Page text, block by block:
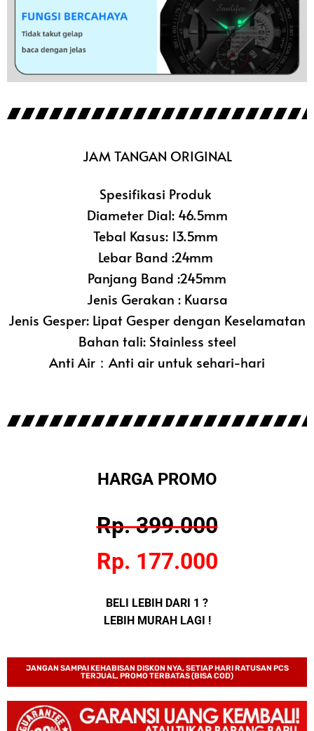
JAM TANGAN ORIGINAL
Spesifikasi Produk
Diameter Dial: 46.5mm
Tebal Kasus: 13.5mm
Lebar Band :24mm
Panjang Band :245mm
Jenis Gerakan : Kuarsa
Jenis Gesper: Lipat Gesper dengan Keselamatan
Bahan tali: Stainless steel
Anti Air：Anti air untuk sehari-hari
HARGA PROMO
Rp. 399.000
Rp. 177.000
BELI LEBIH DARI 1 ?
LEBIH MURAH LAGI !
JANGAN SAMPAI KEHABISAN DISKON NYA, SETIAP HARI RATUSAN PCS
TERJUAL, PROMO TERBATAS (BISA COD)